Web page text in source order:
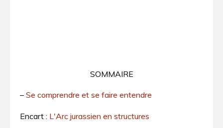
SOMMAIRE
– Se comprendre et se faire entendre
Encart : L'Arc jurassien en structures